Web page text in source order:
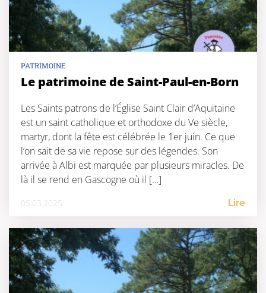
PATRIMOINE
Le patrimoine de Saint-Paul-en-Born
Les Saints patrons de l’Église Saint Clair d’Aquitaine
est un saint catholique et orthodoxe du Ve siècle,
martyr, dont la fête est célébrée le 1er juin. Ce que
l’on sait de sa vie repose sur des légendes. Son
arrivée à Albi est marquée par plusieurs miracles. De
là il se rend en Gascogne où il […]
05.03.2025 Lire